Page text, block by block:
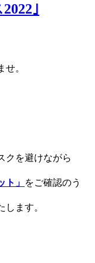
｣
。
クを避けながら
ト」 をご確認のう
ます。